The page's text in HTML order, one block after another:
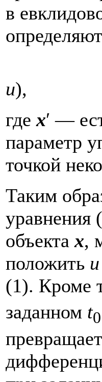
в
u
гдеx′ —
параметр
точкой
Таким
уравнения
объектаx,
положить u
(1). Кроме
заданном t0